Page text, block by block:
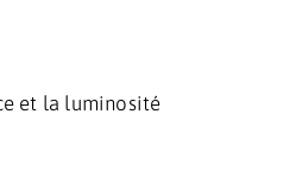
et la luminosité